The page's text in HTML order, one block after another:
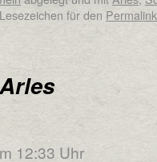
für den Permalink
Arles
12:33 Uhr